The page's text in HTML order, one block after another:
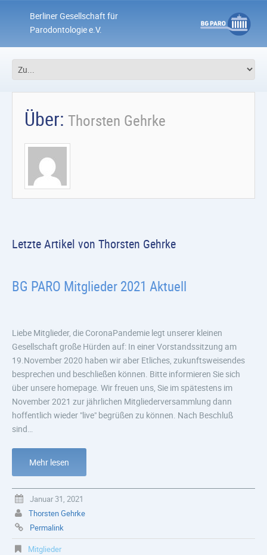
Berliner Gesellschaft für
Parodontologie e.V.
Über: Thorsten Gehrke
Letzte Artikel von Thorsten Gehrke
BG PARO Mitglieder 2021 Aktuell
Liebe Mitglieder, die CoronaPandemie legt unserer kleinen
Gesellschaft große Hürden auf: In einer Vorstandssitzung am
19.November 2020 haben wir aber Etliches, zukunftsweisendes
besprechen und beschließen können. Bitte informieren Sie sich
über unsere homepage. Wir freuen uns, Sie im spätestens im
November 2021 zur jährlichen Mitgliederversammlung dann
hoffentlich wieder "live" begrüßen zu können. Nach Beschluß
sind…
Mehr lesen
Januar 31, 2021
Thorsten Gehrke
Permalink
Mitglieder